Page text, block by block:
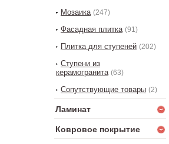
Мозаика (247)
Фасадная плитка (91)
Плитка для ступеней (202)
Ступени из
керамогранита (63)
Сопутствующие товары (2)
Ламинат
Ковровое покрытие